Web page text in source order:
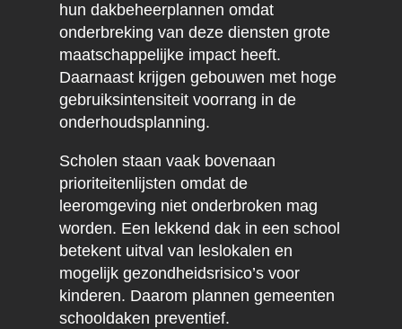
hun dakbeheerplannen omdat
onderbreking van deze diensten grote
maatschappelijke impact heeft.
Daarnaast krijgen gebouwen met hoge
gebruiksintensiteit voorrang in de
onderhoudsplanning.
Scholen staan vaak bovenaan
prioriteitenlijsten omdat de
leeromgeving niet onderbroken mag
worden. Een lekkend dak in een school
betekent uitval van leslokalen en
mogelijk gezondheidsrisico’s voor
kinderen. Daarom plannen gemeenten
schooldaken preventief.